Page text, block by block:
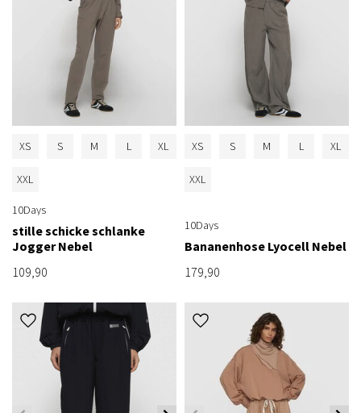
XS S M L XL
XXL
10Days
stille schicke schlanke
Jogger Nebel
109,90
XS S M L XL
XXL
10Days
Bananenhose Lyocell Nebel
179,90